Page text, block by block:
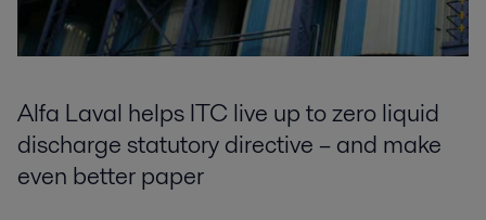
Alfa Laval helps ITC live up to zero liquid
discharge statutory directive – and make
even better paper